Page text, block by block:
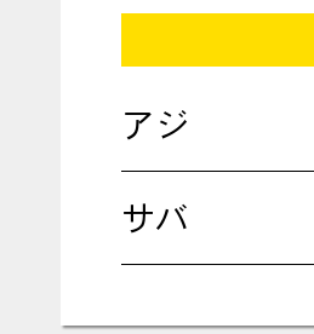
アジ
サバ